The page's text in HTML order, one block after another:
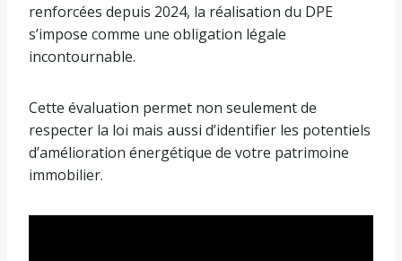
renforcées depuis 2024, la réalisation du DPE
s’impose comme une obligation légale
incontournable.
Cette évaluation permet non seulement de
respecter la loi mais aussi d’identifier les potentiels
d’amélioration énergétique de votre patrimoine
immobilier.